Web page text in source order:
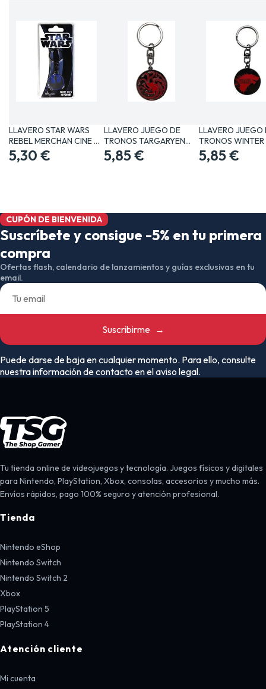
LLAVERO STAR WARS
REBEL MERCHAN CINE Y
TV…
5,30 €
LLAVERO JUEGO DE
TRONOS TARGARYEN
MERCHAN…
5,85 €
LLAVERO JUEGO
TRONOS WINTER
COMING…
5,85 €
CUPÓN DE BIENVENIDA
Suscríbete y consigue -5% en tu primera
compra
Ofertas flash, calendario de lanzamientos y guías exclusivas en tu
email.
Suscribirme →
Puede darse de baja en cualquier momento. Para ello, consulte
nuestra información de contacto en el aviso legal.
Tu tienda online de videojuegos y tecnología. Juegos físicos y digitales
para Nintendo, PlayStation, Xbox, consolas, accesorios y mucho más.
Envíos rápidos, pago 100% seguro y atención profesional.
Tienda
Nintendo eShop
Nintendo Switch
Nintendo Switch 2
Xbox
PlayStation 5
PlayStation 4
Atención cliente
Mi cuenta